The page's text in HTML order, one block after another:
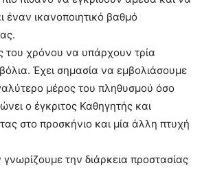
έναν ικανοποιητικό βαθμό
του χρόνου να υπάρχουν τρία
Έχει σημασία να εμβολιάσουμε
μέρος του πληθυσμού όσο
ο έγκριτος Καθηγητής και
στο προσκήνιο και μία άλλη πτυχή
γνωρίζουμε την διάρκεια προστασίας